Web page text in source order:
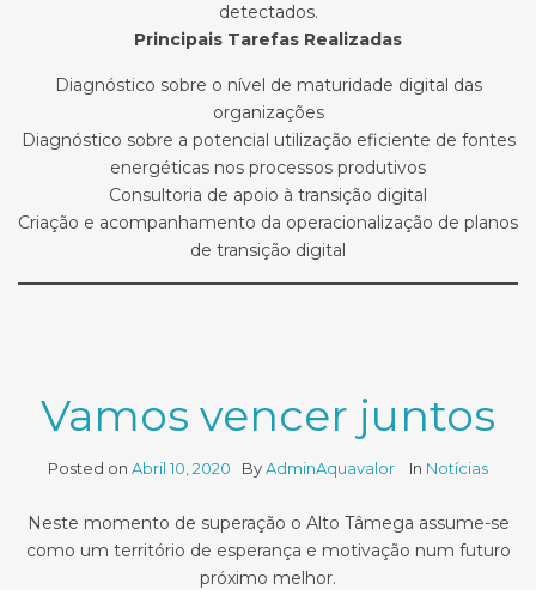
detectados.
Principais Tarefas Realizadas
Diagnóstico sobre o nível de maturidade digital das
organizações
Diagnóstico sobre a potencial utilização eficiente de fontes
energéticas nos processos produtivos
Consultoria de apoio à transição digital
Criação e acompanhamento da operacionalização de planos
de transição digital
Vamos vencer juntos
Posted on Abril 10, 2020 ByAdminAquavalor In Notícias
Neste momento de superação o Alto Tâmega assume-se
como um território de esperança e motivação num futuro
próximo melhor.